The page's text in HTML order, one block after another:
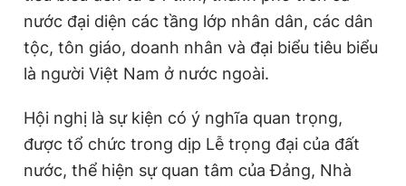
nước đại diện các tầng lớp nhân dân, các dân
tộc, tôn giáo, doanh nhân và đại biểu tiêu biểu
là người Việt Nam ở nước ngoài.
Hội nghị là sự kiện có ý nghĩa quan trọng,
được tổ chức trong dịp Lễ trọng đại của đất
nước, thể hiện sự quan tâm của Đảng, Nhà